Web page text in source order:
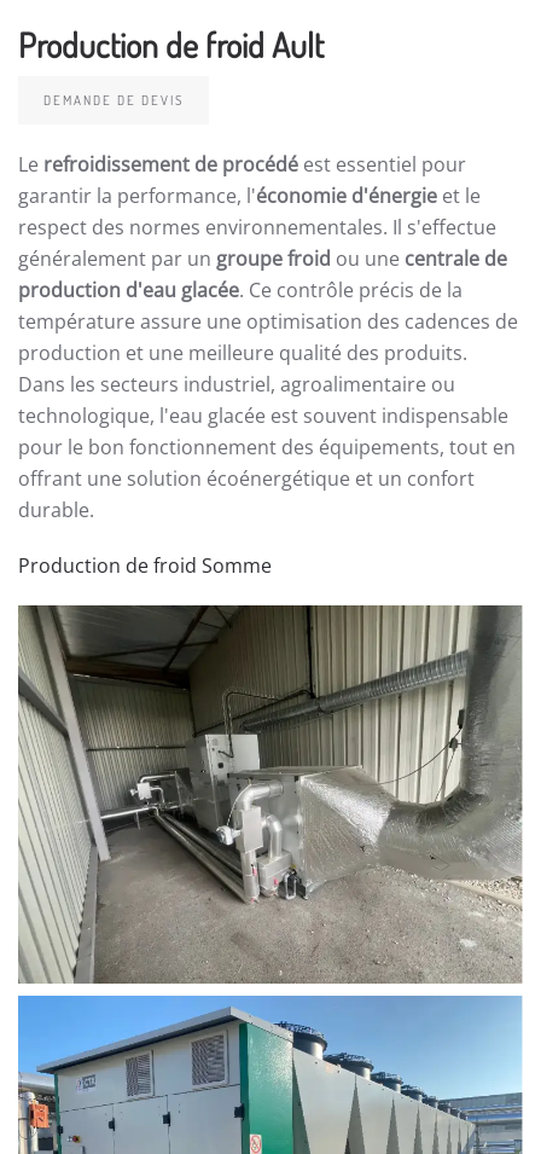
Production de froid Ault
DEMANDE DE DEVIS
Le refroidissement de procédé est essentiel pour
garantir la performance, l'économie d'énergie et le
respect des normes environnementales. Il s'effectue
généralement par un groupe froid ou une centrale de
production d'eau glacée. Ce contrôle précis de la
température assure une optimisation des cadences de
production et une meilleure qualité des produits.
Dans les secteurs industriel, agroalimentaire ou
technologique, l'eau glacée est souvent indispensable
pour le bon fonctionnement des équipements, tout en
offrant une solution écoénergétique et un confort
durable.
Production de froid Somme